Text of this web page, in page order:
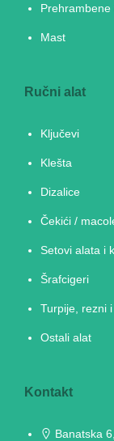
Prehrambene
Mast
Ručni alat
Ključevi
Klešta
Dizalice
Čekići /
Setovi alata i
Šrafcigeri
Turpije, rezni
Ostali alat
Kontakt
Banatska